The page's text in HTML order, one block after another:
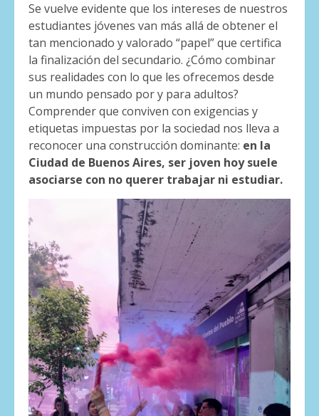
Se vuelve evidente que los intereses de nuestros
estudiantes jóvenes van más allá de obtener el
tan mencionado y valorado “papel” que certifica
la finalización del secundario. ¿Cómo combinar
sus realidades con lo que les ofrecemos desde
un mundo pensado por y para adultos?
Comprender que conviven con exigencias y
etiquetas impuestas por la sociedad nos lleva a
reconocer una construcción dominante: en la
Ciudad de Buenos Aires, ser joven hoy suele
asociarse con no querer trabajar ni estudiar.